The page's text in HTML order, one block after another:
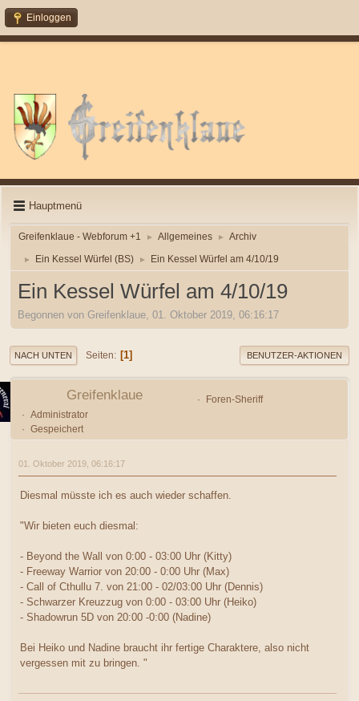
Einloggen
Hauptmenü
Greifenklaue - Webforum +1 ► Allgemeines ► Archiv
► Ein Kessel Würfel (BS) ► Ein Kessel Würfel am 4/10/19
Ein Kessel Würfel am 4/10/19
Begonnen von Greifenklaue, 01. Oktober 2019, 06:16:17
NACH UNTEN Seiten 1 BENUTZER-AKTIONEN
Greifenklaue
Foren-Sheriff
Administrator
Gespeichert
01. Oktober 2019, 06:16:17
Diesmal müsste ich es auch wieder schaffen.
"Wir bieten euch diesmal:
- Beyond the Wall von 0:00 - 03:00 Uhr (Kitty)
- Freeway Warrior von 20:00 - 0:00 Uhr (Max)
- Call of Cthullu 7. von 21:00 - 02/03:00 Uhr (Dennis)
- Schwarzer Kreuzzug von 0:00 - 03:00 Uhr (Heiko)
- Shadowrun 5D von 20:00 -0:00 (Nadine)
Bei Heiko und Nadine braucht ihr fertige Charaktere, also nicht
vergessen mit zu bringen. "